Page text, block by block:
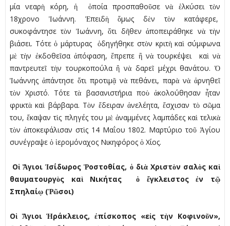
µία νεαρὴ κόρη, ἡ ὁποία προσπαθοῦσε νὰ ἑλκύσει τὸν
18χρονο Ἰωάννη. Ἐπειδὴ ὅµως δὲν τὸν κατάφερε,
συκοφάντησε τὸν Ἰωάννη, ὅτι δῆθεν ἀποπειράθηκε νὰ τὴν
βιάσει. Τότε ὁ µάρτυρας ὁδηγήθηκε στὸν κριτὴ καὶ σύµφωνα
µὲ τὴν ἐκδοθεῖσα ἀπόφαση, ἔπρεπε ἢ νὰ τουρκέψει καὶ νὰ
παντρευτεῖ τὴν τουρκοπούλα ἢ νὰ δαρεῖ µέχρι θανάτου. Ὁ
Ἰωάννης ἀπάντησε ὅτι προτιµᾷ νὰ πεθάνει, παρὰ νὰ ἀρνηθεῖ
τὸν Χριστό. Τότε τὰ βασανιστήρια ποὺ ἀκολούθησαν ἦταν
φρικτὰ καὶ βάρβαρα. Τὸν ἔδειραν ἀνελέητα, ἔσχισαν τὸ σῶµα
του, ἔκαψαν τὶς πληγές του µὲ ἀναµµένες λαµπάδες καὶ τελικὰ
τὸν ἀποκεφάλισαν στὶς 14 Μαΐου 1802. Μαρτύριο τοῦ Ἁγίου
συνέγραψε ὁ ἱεροµόναχος Νικηφόρος ὁ Χίος.
Οἱ Ἅγιοι Ἰσίδωρος Ῥοστοθίας, ὁ διὰ Χριστὸν σαλὸς καὶ
θαυµατουργὸς καὶ Νικήτας ὁ ἔγκλειστος ἐν τῷ
Σπηλαίῳ (Ῥῶσοι)
Οἱ Ἅγιοι Ἡράκλειος, ἐπίσκοπος «εἰς τὴν Κοφινοῦν»,